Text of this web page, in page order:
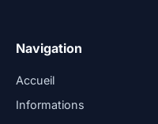
Navigation
Accueil
Informations